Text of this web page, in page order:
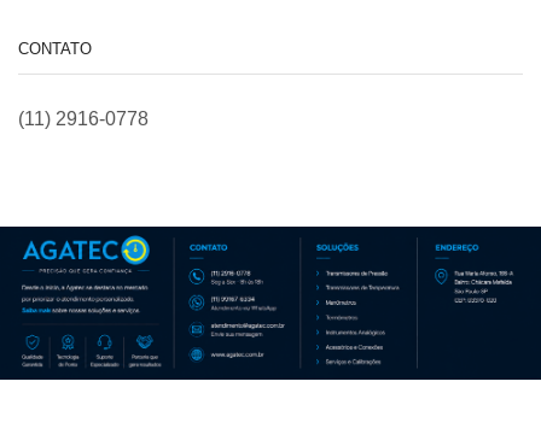
CONTATO
(11) 2916-0778